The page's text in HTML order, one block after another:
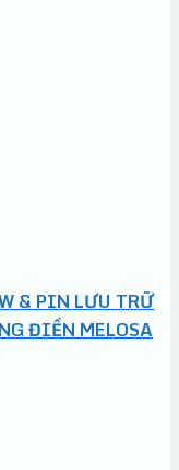
& PIN LƯU TRỮ
ĐIỀN MELOSA